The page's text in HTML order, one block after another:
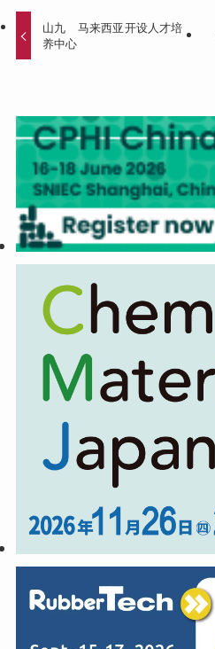
山九 马来西亚开设人才培
养中心